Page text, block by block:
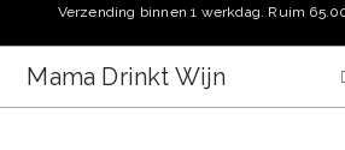
naar
inhoud
Verzending binnen 1 werkdag. Ruim
Mama Drinkt Wijn